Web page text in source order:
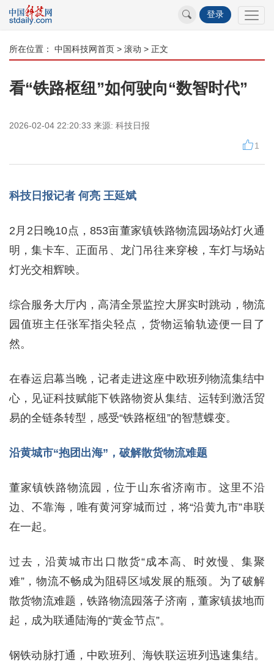
登录
所在位置： 中国科技网首页 > 滚动 > 正文
看“铁路枢纽”如何驶向“数智时代”
2026-02-04 22:20:33 来源: 科技日报
1
科技日报记者 何亮 王延斌
2月2日晚10点，853亩董家镇铁路物流园场站灯火通
明，集卡车、正面吊、龙门吊往来穿梭，车灯与场站
灯光交相辉映。
综合服务大厅内，高清全景监控大屏实时跳动，物流
园值班主任张军指尖轻点，货物运输轨迹便一目了
然。
在春运启幕当晚，记者走进这座中欧班列物流集结中
心，见证科技赋能下铁路物资从集结、运转到激活贸
易的全链条转型，感受“铁路枢纽”的智慧蝶变。
沿黄城市“抱团出海”，破解散货物流难题
董家镇铁路物流园，位于山东省济南市。这里不沿
边、不靠海，唯有黄河穿城而过，将“沿黄九市”串联
在一起。
过去，沿黄城市出口散货“成本高、时效慢、集聚
难”，物流不畅成为阻碍区域发展的瓶颈。为了破解
散货物流难题，铁路物流园落子济南，董家镇拔地而
起，成为联通陆海的“黄金节点”。
钢铁动脉打通，中欧班列、海铁联运班列迅速集结。